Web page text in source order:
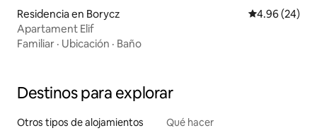
Residencia en Borycz Calificación
4.96 (24)
Apartament Elif
Familiar · Ubicación · Baño
Destinos para explorar
Otros tipos de alojamientos Qué hacer